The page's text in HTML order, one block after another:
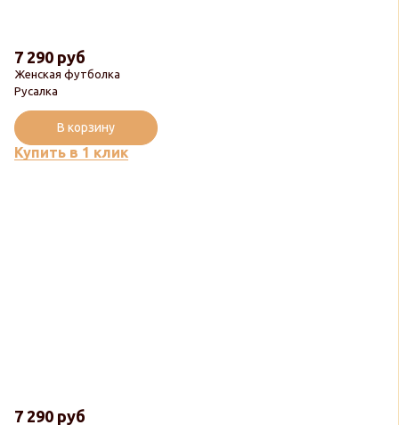
Женская футболка
Русалка
7 290 руб
Купить в 1 клик
В корзину
7 290 руб